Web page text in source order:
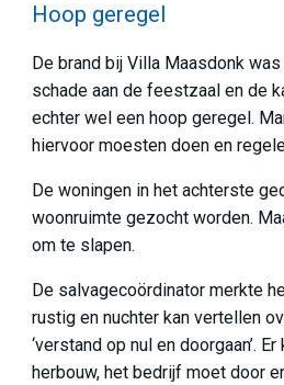
Hoop geregel
De brand bij Villa Maasdonk
schade aan de feestzaal en de
echter wel een hoop geregel.
hiervoor moesten doen en
De woningen in het achterste
woonruimte gezocht worden.
om te slapen.
De salvagecoördinator merkte
rustig en nuchter kan vertellen
‘verstand op nul en doorgaan’.
herbouw, het bedrijf moet door